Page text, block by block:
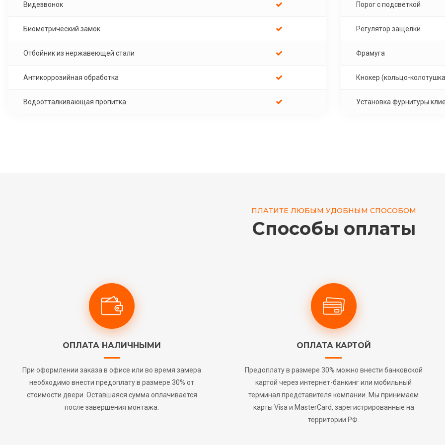
Видезвонок
Биометрический замок
Отбойник из нержавеющей стали
Антикоррозийная обработка
Водоотталкивающая пропитка
Порог с подсветкой
Регулятор защелки
Фрамуга
Кнокер (кольцо-
Установка фурнитуры
ПЛАТИТЕ ЛЮБЫМ УДОБНЫМ СПОСОБОМ
Способы оплаты
ОПЛАТА НАЛИЧНЫМИ
При оформлении заказа в офисе или во время замера
необходимо внести предоплату в размере 30% от
стоимости двери. Оставшаяся сумма оплачивается
после завершения монтажа.
ОПЛАТА КАРТОЙ
Предоплату в размере 30% можно внести банковской
картой через интернет-банкинг или мобильный
терминал представителя компании. Мы принимаем
карты Visa и MasterCard, зарегистрированные на
территории РФ.